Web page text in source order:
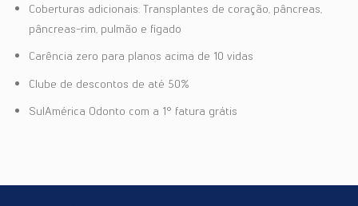
Coberturas adicionais: Transplantes de coração, pâncreas,
pâncreas-rim, pulmão e fígado
Carência zero para planos acima de 10 vidas
Clube de descontos de até 50%
SulAmérica Odonto com a 1° fatura grátis